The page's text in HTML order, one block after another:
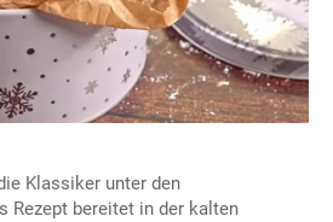
Klassiker unter den
Rezept bereitet in der kalten